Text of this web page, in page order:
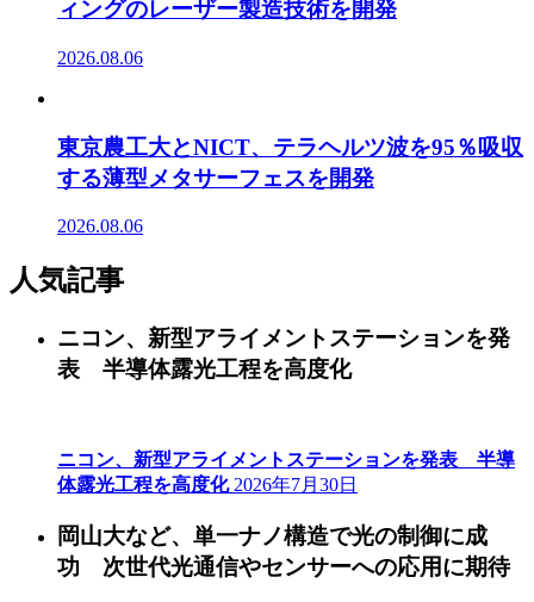
ィングのレーザー製造技術を開発
2026.08.06
東京農工大とNICT、テラヘルツ波を95％吸収
する薄型メタサーフェスを開発
2026.08.06
人気記事
ニコン、新型アライメントステーションを発
表 半導体露光工程を高度化
ニコン、新型アライメントステーションを発表 半導
体露光工程を高度化 2026年7月30日
岡山大など、単一ナノ構造で光の制御に成
功 次世代光通信やセンサーへの応用に期待